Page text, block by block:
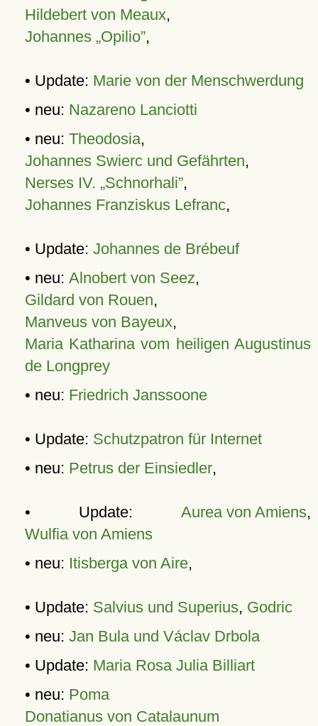
Hildebert von Meaux,
Johannes „Opilio”,
• Update: Marie von der Menschwerdung
• neu: Nazareno Lanciotti
• neu: Theodosia,
Johannes Swierc und Gefährten,
Nerses IV. „Schnorhali”,
Johannes Franziskus Lefranc,
• Update: Johannes de Brébeuf
• neu: Alnobert von Seez,
Gildard von Rouen,
Manveus von Bayeux,
Maria Katharina vom heiligen Augustinus
de Longprey
• neu: Friedrich Janssoone
• Update: Schutzpatron für Internet
• neu: Petrus der Einsiedler,
• Update: Aurea von Amiens,
Wulfia von Amiens
• neu: Itisberga von Aire,
• Update: Salvius und Superius, Godric
• neu: Jan Bula und Václav Drbola
• Update: Maria Rosa Julia Billiart
• neu: Poma
Donatianus von Catalaunum